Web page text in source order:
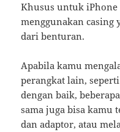
Khusus untuk iPhone
menggunakan
dari benturan.
Apabila kamu
perangkat lain,
dengan baik,
sama juga bisa kamu
dan adaptor, atau